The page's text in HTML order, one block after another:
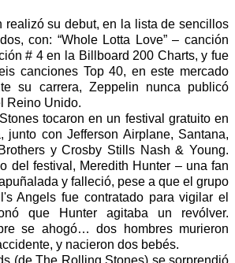
su debut, en la lista de sencillos
con: “Whole Lotta Love” – canción
# 4 en la Billboard 200 Charts, y fue
canciones Top 40, en este mercado
su carrera, Zeppelin nunca publicó
Reino Unido.
tocaron en un festival gratuito en
junto con Jefferson Airplane, Santana,
y Crosby Stills Nash & Young.
del festival, Meredith Hunter – una fan
y falleció, pese a que el grupo
Angels fue contratado para vigilar el
que Hunter agitaba un revólver.
se ahogó… dos hombres murieron
y nacieron dos bebés.
(de The Rolling Stones) se sorprendió